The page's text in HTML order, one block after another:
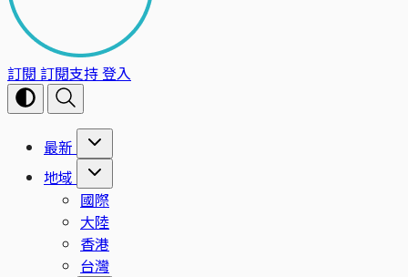
訂閱 訂閱支持登入
最新
地域
國際
大陸
香港
台灣